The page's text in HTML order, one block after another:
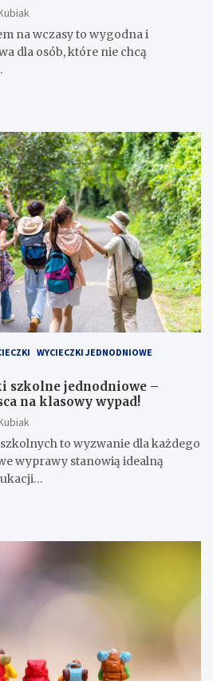
na wczasy to wygodna i
dla osób, które nie chcą
WYCIECZKI JEDNODNIOWE
szkolne jednodniowe –
na klasowy wypad!
to wyzwanie dla każdego
wyprawy stanowią idealną